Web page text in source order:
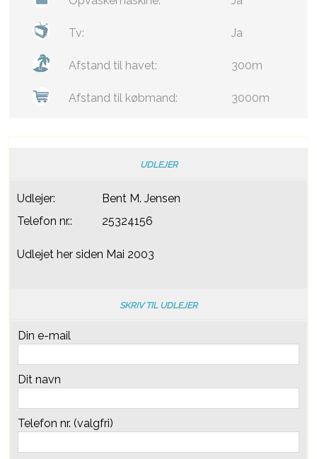
Tv: Ja
Afstand til havet: 300m
Afstand til købmand: 3000m
UDLEJER
Udlejer:
Bent M. Jensen
Telefon nr.:
25324156
Udlejet her siden Mai 2003
SKRIV TIL UDLEJER
Din e-mail
Dit navn
Telefon nr. (valgfri)